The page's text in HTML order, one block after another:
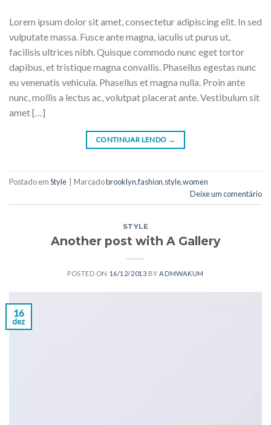
Lorem ipsum dolor sit amet, consectetur adipiscing elit. In sed
vulputate massa. Fusce ante magna, iaculis ut purus ut,
facilisis ultrices nibh. Quisque commodo nunc eget tortor
dapibus, et tristique magna convallis. Phasellus egestas nunc
eu venenatis vehicula. Phasellus et magna nulla. Proin ante
nunc, mollis a lectus ac, volutpat placerat ante. Vestibulum sit
amet […]
CONTINUAR LENDO →
Postado emStyle Marcadobrooklyn,fashion,style,women
Deixe um comentário
STYLE
Another post with A Gallery
POSTED ON 16/12/2013 BYADMWAKUM
16
dez